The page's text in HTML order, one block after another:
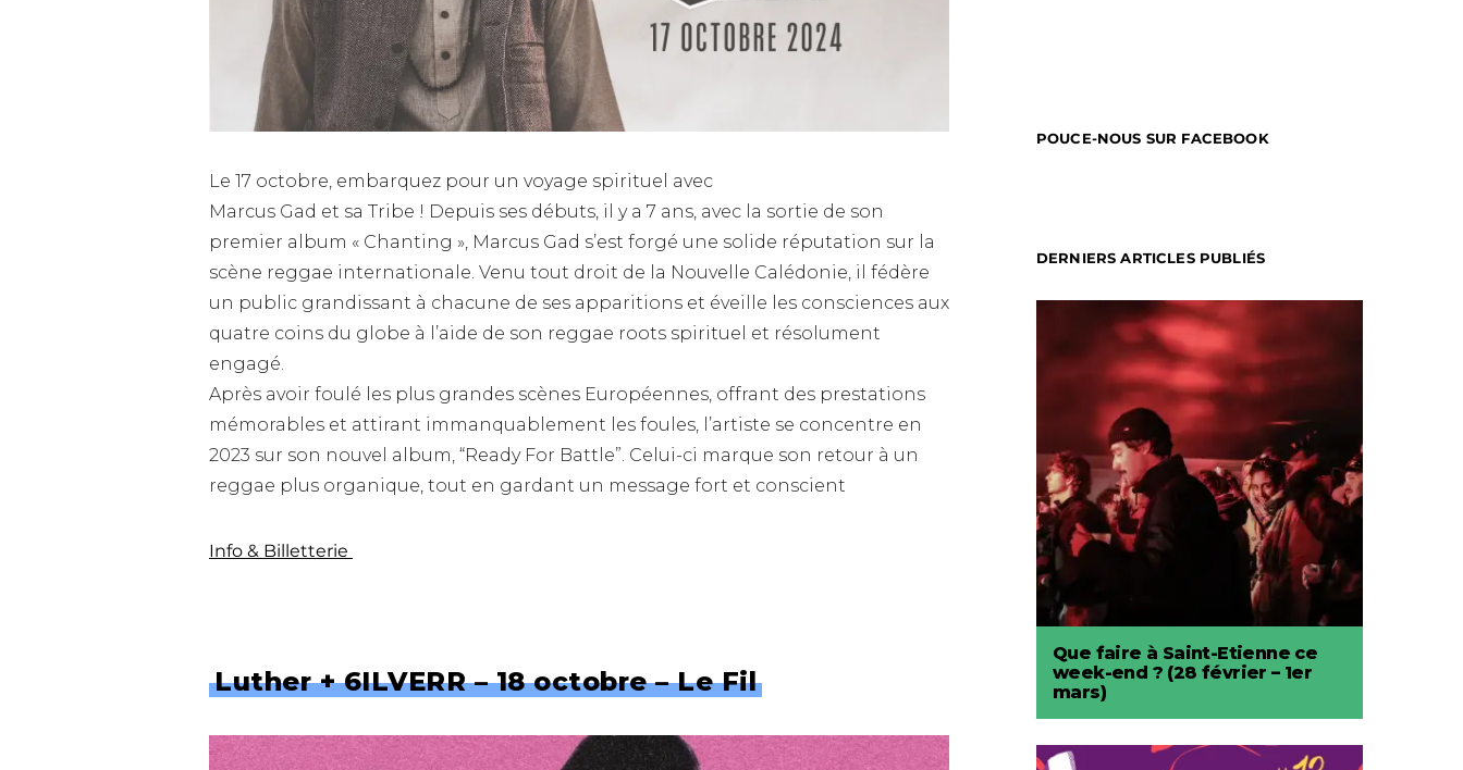
Le 17 octobre, embarquez pour un voyage spirituel avec
Marcus Gad et sa Tribe ! Depuis ses débuts, il y a 7 ans, avec la sortie de son
premier album « Chanting », Marcus Gad s’est forgé une solide réputation sur la
scène reggae internationale. Venu tout droit de la Nouvelle Calédonie, il fédère
un public grandissant à chacune de ses apparitions et éveille les consciences aux
quatre coins du globe à l’aide de son reggae roots spirituel et résolument
engagé.
Après avoir foulé les plus grandes scènes Européennes, offrant des prestations
mémorables et attirant immanquablement les foules, l’artiste se concentre en
2023 sur son nouvel album, “Ready For Battle”. Celui-ci marque son retour à un
reggae plus organique, tout en gardant un message fort et conscient
Info & Billetterie
Luther + 6ILVERR – 18 octobre – Le Fil
POUCE-NOUS SUR FACEBOOK
DERNIERS ARTICLES PUBLIÉS
Que faire à Saint-Etienne ce
week-end ? (28 février – 1er
mars)